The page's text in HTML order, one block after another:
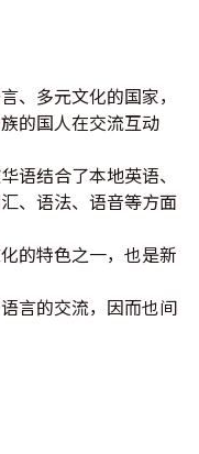
、多元文化的国家，
的国人在交流互动
语结合了本地英语、
、语法、语音等方面
的特色之一，也是新
言的交流，因而也间